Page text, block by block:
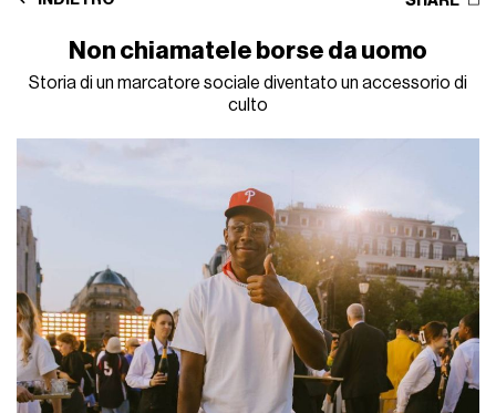
Non chiamatele borse da uomo
Storia di un marcatore sociale diventato un accessorio di
culto